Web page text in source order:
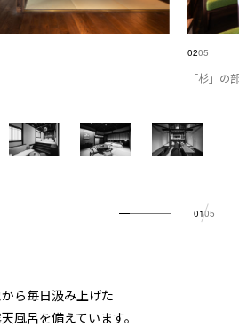
0205
「杉」の
0105
ら毎日汲み上げた
風呂を備えています。